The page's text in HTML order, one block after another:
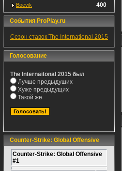
Boevik 400
События ProPlay.ru
Сезон ставок The International 2015
Голосование
The Internaitonal 2015 был
Лучше предыдуших
Хуже предыдущих
Такой же
Counter-Strike: Global Offensive
Counter-Strike: Global Offensive
#1